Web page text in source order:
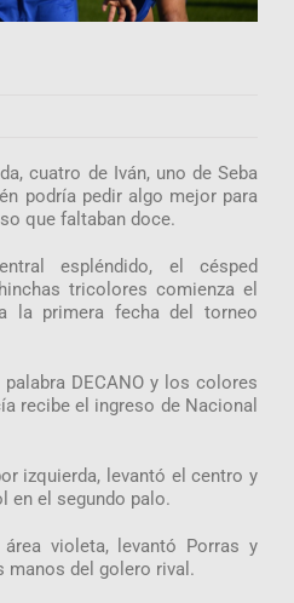
cuatro de Iván, uno de Seba
podría pedir algo mejor para
que faltaban doce.
espléndido, el césped
tricolores comienza el
la primera fecha del torneo
DECANO y los colores
recibe el ingreso de Nacional
izquierda, levantó el centro y
en el segundo palo.
violeta, levantó Porras y
manos del golero rival.